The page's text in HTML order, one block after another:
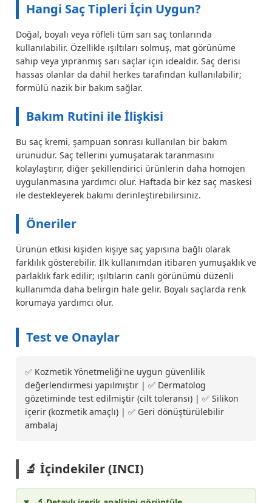
Hangi Saç Tipleri İçin Uygun?
Doğal, boyalı veya röfleli tüm sarı saç tonlarında
kullanılabilir. Özellikle ışıltıları solmuş, mat görünüme
sahip veya yıpranmış sarı saçlar için idealdir. Saç derisi
hassas olanlar da dahil herkes tarafından kullanılabilir;
formülü nazik bir bakım sağlar.
Bakım Rutini ile İlişkisi
Bu saç kremi, şampuan sonrası kullanılan bir bakım
ürünüdür. Saç tellerini yumuşatarak taranmasını
kolaylaştırır, diğer şekillendirici ürünlerin daha homojen
uygulanmasına yardımcı olur. Haftada bir kez saç maskesi
ile destekleyerek bakımı derinleştirebilirsiniz.
Öneriler
Ürünün etkisi kişiden kişiye saç yapısına bağlı olarak
farklılık gösterebilir. İlk kullanımdan itibaren yumuşaklık ve
parlaklık fark edilir; ışıltıların canlı görünümü düzenli
kullanımda daha belirgin hale gelir. Boyalı saçlarda renk
korumaya yardımcı olur.
Test ve Onaylar
✅ Kozmetik Yönetmeliği'ne uygun güvenlilik
değerlendirmesi yapılmıştır | ✅ Dermatolog
gözetiminde test edilmiştir (cilt toleransı) | ✅ Silikon
içerir (kozmetik amaçlı) | ✅ Geri dönüştürülebilir
ambalaj
🔬 İçindekiler (INCI)